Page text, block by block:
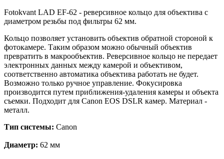
Fotokvant LAD EF-62 - реверсивное кольцо для объектива с
диаметром резьбы под фильтры 62 мм.
Кольцо позволяет установить объектив обратной стороной к
фотокамере. Таким образом можно обычный объектив
превратить в макрообъектив. Реверсивное кольцо не передает
электронных данных между камерой и объективом,
соответственно автоматика объектива работать не будет.
Возможно только ручное управление. Фокусировка
производится путем приближения-удаления камеры и объекта
съемки. Подходит для Canon EOS DSLR камер. Материал -
металл.
Тип системы: Canon
Диаметр: 62 мм